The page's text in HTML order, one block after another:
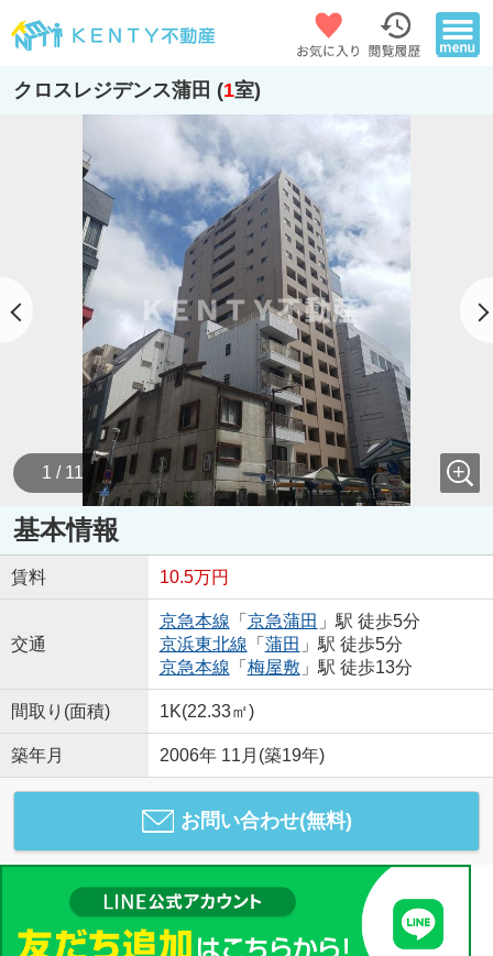
クロスレジデンス蒲田 (1室)
1 / 11
基本情報
賃料 10.5万円
交通
京急本線 「 京急蒲田 」駅 徒歩5分
京浜東北線 「 蒲田 」駅 徒歩5分
京急本線 「 梅屋敷 」駅 徒歩13分
間取り(面積) 1K(22.33㎡)
築年月 2006年 11月(築19年)
お問い合わせ(無料)